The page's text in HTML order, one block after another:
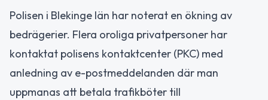
Polisen i Blekinge län har noterat en ökning av
bedrägerier. Flera oroliga privatpersoner har
kontaktat polisens kontaktcenter (PKC) med
anledning av e-postmeddelanden där man
uppmanas att betala trafikböter till